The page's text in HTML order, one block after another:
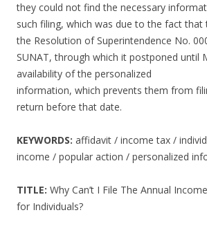
they could not find the necessary
such filing, which was due to the fact that
the Resolution of Superintendence No.
SUNAT, through which it postponed until
availability of the personalized
information, which prevents them from
return before that date.
KEYWORDS: affidavit / income tax /
income / popular action / personalized
TITLE: Why Can’t I File The Annual
for Individuals?